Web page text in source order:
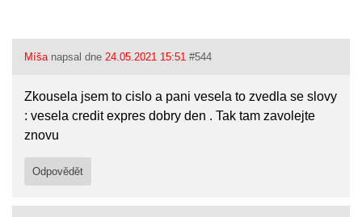
Míšanapsal dne24.05.2021 15:51 #544
Zkousela jsem to cislo a pani vesela to zvedla se slovy
: vesela credit expres dobry den . Tak tam zavolejte
znovu
Odpovědět